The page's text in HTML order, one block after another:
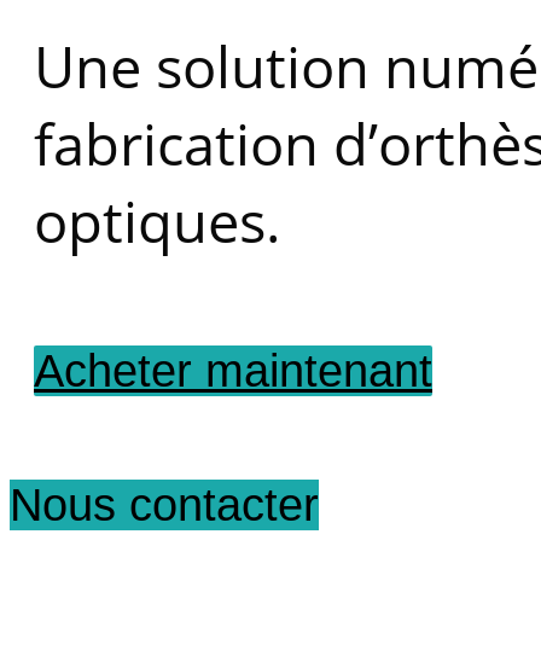
Une solution
fabrication
optiques.
Acheter maintenant
Nous contacter